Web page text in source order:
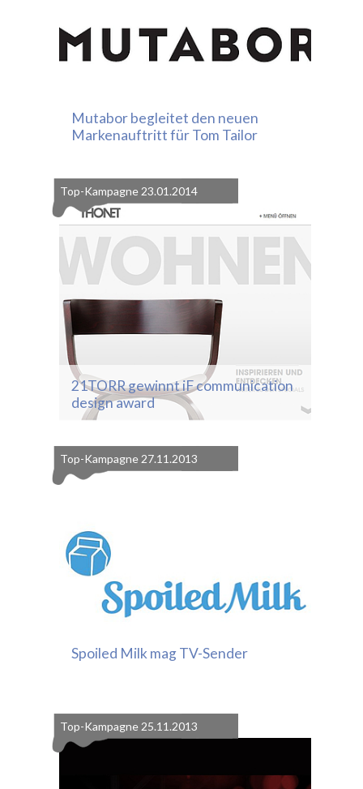
Mutabor begleitet den neuen
Markenauftritt für Tom Tailor
Top-Kampagne 23.01.2014
21TORR gewinnt iF communication
design award
Top-Kampagne 27.11.2013
Spoiled Milk mag TV-Sender
Top-Kampagne 25.11.2013